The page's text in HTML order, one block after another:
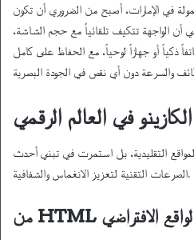
في الإمارات، أصبح من الضروري أن تكون
أن الواجهة تتكيف تلقائياً مع حجم الشاشة،
ذكياً أو جهازاً لوحياً، مع الحفاظ على كامل
في العالم الرقمي
التقليدية، بل استمرت في تبني أحدث
الصرعات التقنية لتعزيز الانغماس والشفافية.